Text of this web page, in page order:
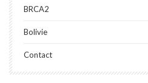
BRCA2
Bolivie
Contact